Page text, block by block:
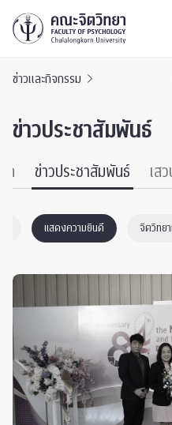
ข่าวและกิจกรรม
ข่าวประชาสัมพันธ์
ด ข่าวประชาสัมพันธ์ เส
แสดงความยินดี จิตวิทย